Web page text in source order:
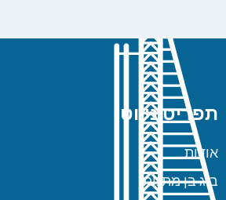
תפריט ניווט
אודות
ביג בן מתנות